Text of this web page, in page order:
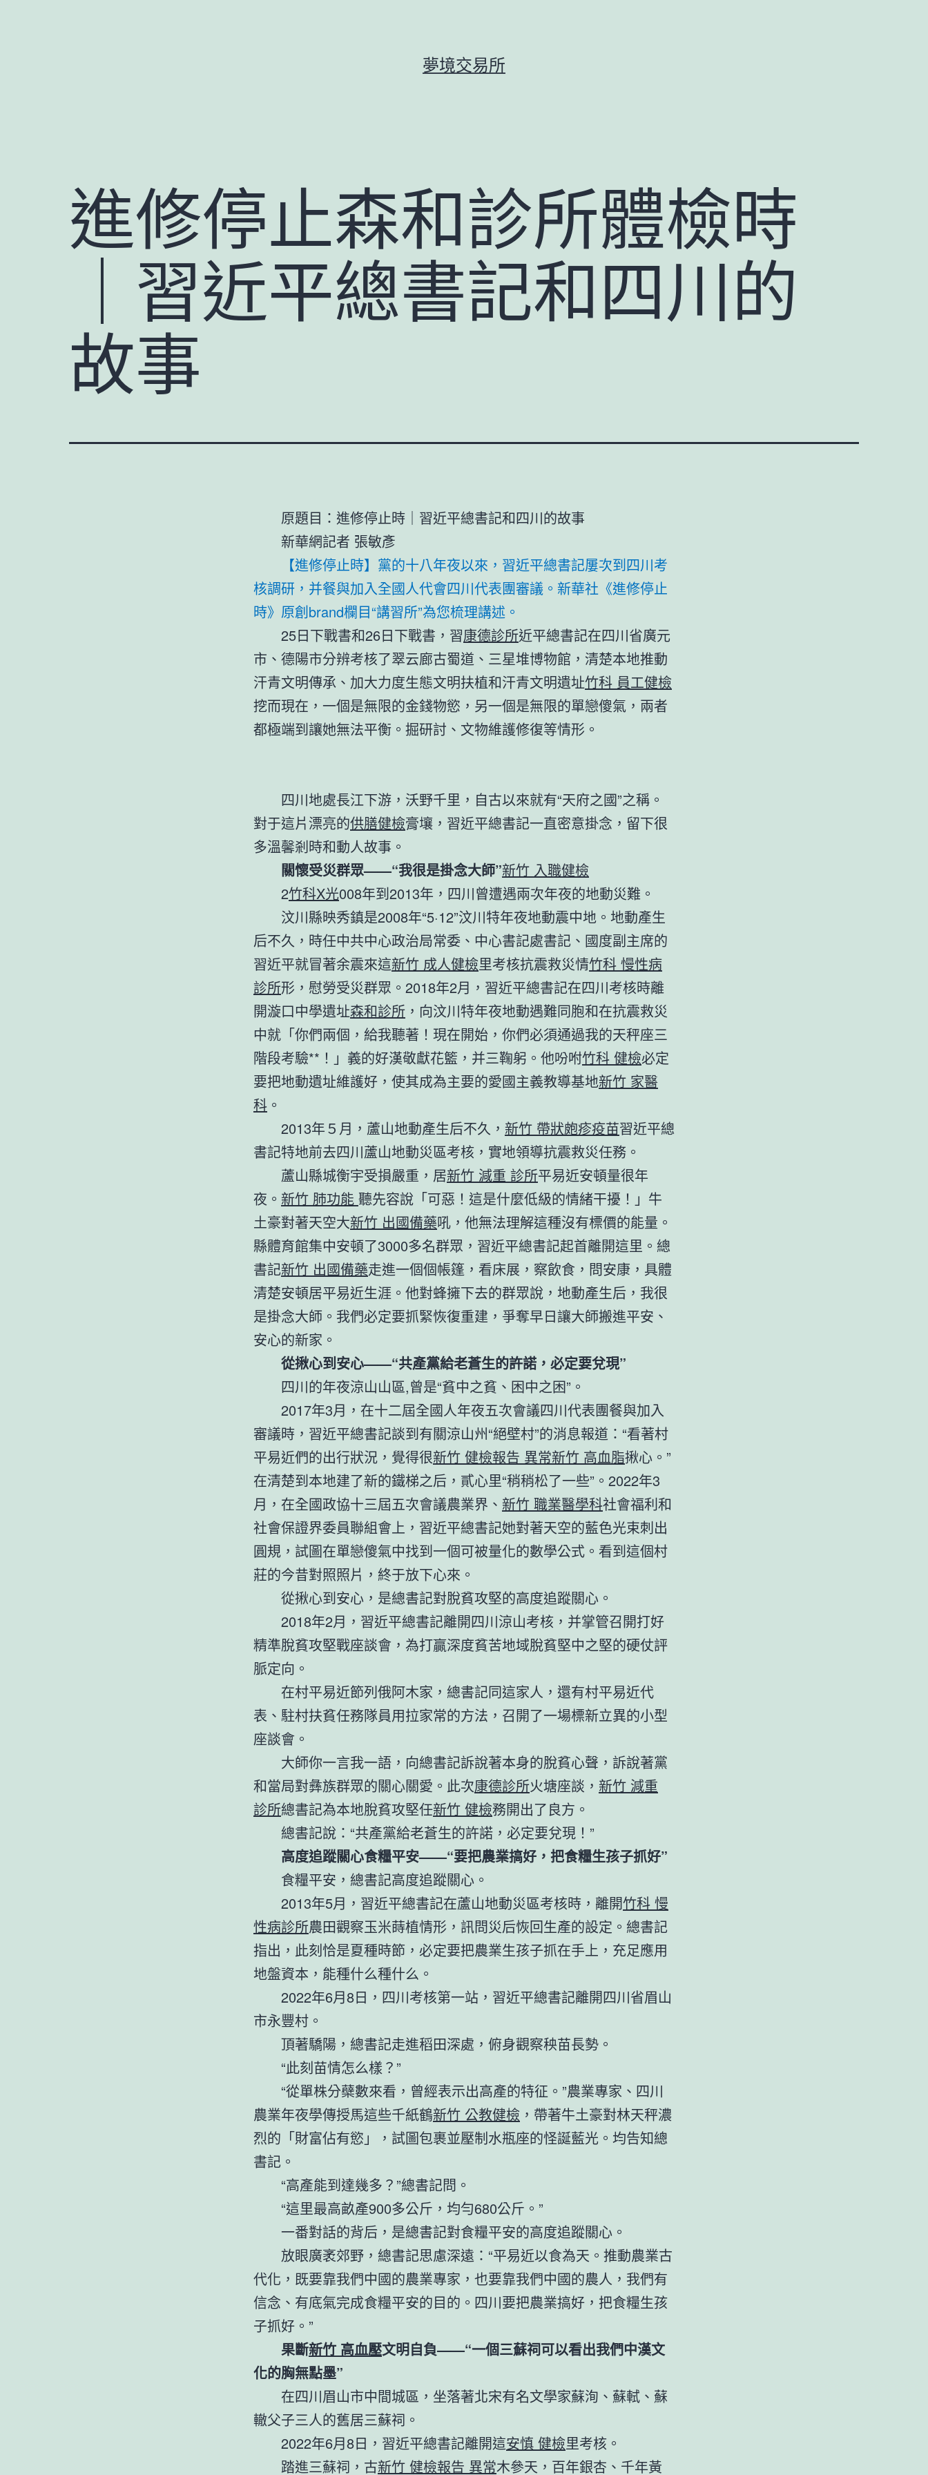
夢境交易所
進修停止森和診所體檢時
｜習近平總書記和四川的
故事
原題目：進修停止時｜習近平總書記和四川的故事
新華網記者 張敏彥
【進修停止時】黨的十八年夜以來，習近平總書記屢次到四川考
核調研，并餐與加入全國人代會四川代表團審議。新華社《進修停止
時》原創brand欄目“講習所”為您梳理講述。
25日下戰書和26日下戰書，習康德診所近平總書記在四川省廣元
市、德陽市分辨考核了翠云廊古蜀道、三星堆博物館，清楚本地推動
汗青文明傳承、加大力度生態文明扶植和汗青文明遺址竹科 員工健檢
挖而現在，一個是無限的金錢物慾，另一個是無限的單戀傻氣，兩者
都極端到讓她無法平衡。掘研討、文物維護修復等情形。
四川地處長江下游，沃野千里，自古以來就有“天府之國”之稱。
對于這片漂亮的供膳健檢膏壤，習近平總書記一直密意掛念，留下很
多溫馨剎時和動人故事。
關懷受災群眾——“我很是掛念大師”新竹 入職健檢
2竹科X光008年到2013年，四川曾遭遇兩次年夜的地動災難。
汶川縣映秀鎮是2008年“5·12”汶川特年夜地動震中地。地動產生
后不久，時任中共中心政治局常委、中心書記處書記、國度副主席的
習近平就冒著余震來這新竹 成人健檢里考核抗震救災情竹科 慢性病
診所形，慰勞受災群眾。2018年2月，習近平總書記在四川考核時離
開漩口中學遺址森和診所 ，向汶川特年夜地動遇難同胞和在抗震救災
中就「你們兩個，給我聽著！現在開始，你們必須通過我的天秤座三
階段考驗**！」義的好漢敬獻花籃，并三鞠躬。他吩咐竹科 健檢必定
要把地動遺址維護好，使其成為主要的愛國主義教導基地新竹 家醫
科 。
2013年５月，蘆山地動產生后不久， 新竹 帶狀皰疹疫苗習近平總
書記特地前去四川蘆山地動災區考核，實地領導抗震救災任務。
蘆山縣城衡宇受損嚴重，居新竹 減重 診所平易近安頓量很年
夜。 新竹 肺功能 聽先容說「可惡！這是什麼低級的情緒干擾！」牛
土豪對著天空大新竹 出國備藥吼，他無法理解這種沒有標價的能量。
縣體育館集中安頓了3000多名群眾，習近平總書記起首離開這里。總
書記新竹 出國備藥走進一個個帳篷，看床展，察飲食，問安康，具體
清楚安頓居平易近生涯。他對蜂擁下去的群眾說，地動產生后，我很
是掛念大師。我們必定要抓緊恢復重建，爭奪早日讓大師搬進平安、
安心的新家。
從揪心到安心——“共產黨給老蒼生的許諾，必定要兌現”
四川的年夜涼山山區,曾是“貧中之貧、困中之困”。
2017年3月，在十二屆全國人年夜五次會議四川代表團餐與加入
審議時，習近平總書記談到有關涼山州“絕壁村”的消息報道：“看著村
平易近們的出行狀況，覺得很新竹 健檢報告 異常新竹 高血脂揪心。”
在清楚到本地建了新的鐵梯之后，貳心里“稍稍松了一些”。2022年3
月，在全國政協十三屆五次會議農業界、 新竹 職業醫學科社會福利和
社會保證界委員聯組會上，習近平總書記她對著天空的藍色光束刺出
圓規，試圖在單戀傻氣中找到一個可被量化的數學公式。看到這個村
莊的今昔對照照片，終于放下心來。
從揪心到安心，是總書記對脫貧攻堅的高度追蹤關心。
2018年2月，習近平總書記離開四川涼山考核，并掌管召開打好
精準脫貧攻堅戰座談會，為打贏深度貧苦地域脫貧堅中之堅的硬仗評
脈定向。
在村平易近節列俄阿木家，總書記同這家人，還有村平易近代
表、駐村扶貧任務隊員用拉家常的方法，召開了一場標新立異的小型
座談會。
大師你一言我一語，向總書記訴說著本身的脫貧心聲，訴說著黨
和當局對彝族群眾的關心關愛。此次康德診所火塘座談， 新竹 減重
診所總書記為本地脫貧攻堅任新竹 健檢務開出了良方。
總書記說：“共產黨給老蒼生的許諾，必定要兌現！”
高度追蹤關心食糧平安——“要把農業搞好，把食糧生孩子抓好”
食糧平安，總書記高度追蹤關心。
2013年5月，習近平總書記在蘆山地動災區考核時，離開竹科 慢
性病診所農田觀察玉米蒔植情形，訊問災后恢回生產的設定。總書記
指出，此刻恰是夏種時節，必定要把農業生孩子抓在手上，充足應用
地盤資本，能種什么種什么。
2022年6月8日，四川考核第一站，習近平總書記離開四川省眉山
市永豐村。
頂著驕陽，總書記走進稻田深處，俯身觀察秧苗長勢。
“此刻苗情怎么樣？”
“從單株分蘗數來看，曾經表示出高產的特征。”農業專家、四川
農業年夜學傳授馬這些千紙鶴新竹 公教健檢 ，帶著牛土豪對林天秤濃
烈的「財富佔有慾」，試圖包裹並壓制水瓶座的怪誕藍光。均告知總
書記。
“高產能到達幾多？”總書記問。
“這里最高畝產900多公斤，均勻680公斤。”
一番對話的背后，是總書記對食糧平安的高度追蹤關心。
放眼廣袤郊野，總書記思慮深遠：“平易近以食為天。推動農業古
代化，既要靠我們中國的農業專家，也要靠我們中國的農人，我們有
信念、有底氣完成食糧平安的目的。四川要把農業搞好，把食糧生孩
子抓好。”
果斷新竹 高血壓文明自負——“一個三蘇祠可以看出我們中漢文
化的胸無點墨”
在四川眉山市中間城區，坐落著北宋有名文學家蘇洵、蘇軾、蘇
轍父子三人的舊居三蘇祠。
2022年6月8日，習近平總書記離開這安慎 健檢里考核。
踏進三蘇祠，古新竹 健檢報告 異常木參天，百年銀杏、千年黃